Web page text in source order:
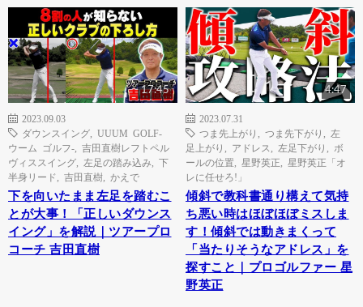
17:45
2023.09.03
ダウンスイング
UUUM GOLF-
ウーム ゴルフ-
吉田直樹レフトペル
ヴィススイング
左足の踏み込み
下
半身リード
吉田直樹 かえで
下を向いたまま左足を踏むこ
とが大事！「正しいダウンス
イング」を解説｜ツアープロ
コーチ 吉田直樹
4:47
2023.07.31
つま先上がり
つま先下がり
左
足上がり
アドレス 左足下がり
ボ
ールの位置
星野英正
星野英正「オ
レに任せろ!」
傾斜で教科書通り構えて気持
ち悪い時はほぼほぼミスしま
す！傾斜では動きまくって
「当たりそうなアドレス」を
探すこと｜プロゴルファー 星
野英正